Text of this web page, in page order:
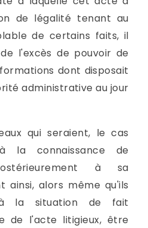
de légalité tenant au
de certains faits, il
l'excès de pouvoir de
dont disposait
administrative au jour
qui seraient, le cas
la connaissance de
à sa
ainsi, alors même qu'ils
la situation de fait
de l'acte litigieux, être